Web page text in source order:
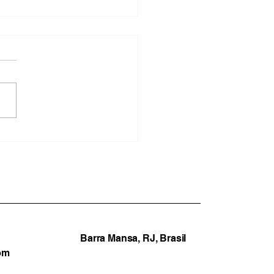
Barra Mansa, RJ, Brasil